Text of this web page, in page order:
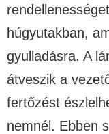
húgyutakban,
gyulladásra. A
átveszik a
fertőzést
nemnél. Ebben